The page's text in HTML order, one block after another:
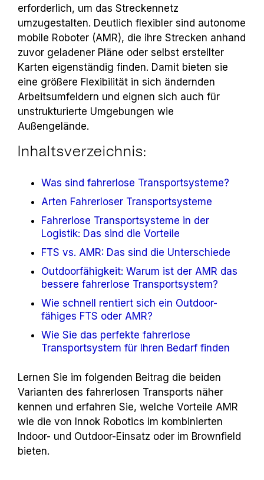
erforderlich, um das Streckennetz
umzugestalten. Deutlich flexibler sind autonome
mobile Roboter (AMR), die ihre Strecken anhand
zuvor geladener Pläne oder selbst erstellter
Karten eigenständig finden. Damit bieten sie
eine größere Flexibilität in sich ändernden
Arbeitsumfeldern und eignen sich auch für
unstrukturierte Umgebungen wie
Außengelände.
Inhaltsverzeichnis:
Was sind fahrerlose Transportsysteme?
Arten Fahrerloser Transportsysteme
Fahrerlose Transportsysteme in der
Logistik: Das sind die Vorteile
FTS vs. AMR: Das sind die Unterschiede
Outdoorfähigkeit: Warum ist der AMR das
bessere fahrerlose Transportsystem?
Wie schnell rentiert sich ein Outdoor-
fähiges FTS oder AMR?
Wie Sie das perfekte fahrerlose
Transportsystem für Ihren Bedarf finden
Lernen Sie im folgenden Beitrag die beiden
Varianten des fahrerlosen Transports näher
kennen und erfahren Sie, welche Vorteile AMR
wie die von Innok Robotics im kombinierten
Indoor- und Outdoor-Einsatz oder im Brownfield
bieten.